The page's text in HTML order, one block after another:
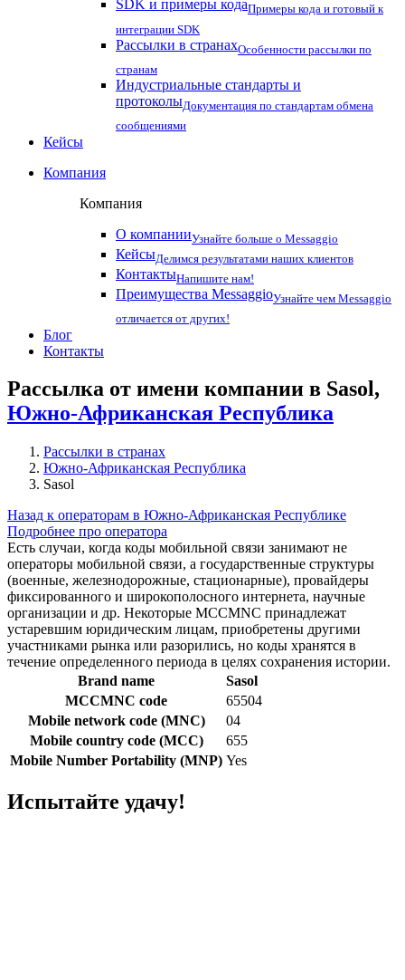
SDK и примеры кодаПримеры кода и готовый к
интеграции SDK
Рассылки в странахОсобенности рассылки по
странам
Индустриальные стандарты и
протоколыДокументация по стандартам обмена
сообщениями
Кейсы
Компания
Компания
О компанииУзнайте больше о Messaggio
КейсыДелимся результатами наших клиентов
КонтактыНапишите нам!
Преимущества MessaggioУзнайте чем Messaggio
отличается от других!
Блог
Контакты
Рассылка от имени компании в Sasol,
Южно-Африканская Республика
Рассылки в странах
Южно-Африканская Республика
Sasol
Назад к операторам в Южно-Африканская Республике
Подробнее про оператора
Есть случаи, когда коды мобильной связи занимают не
операторы мобильной связи, а государственные структуры
(военные, железнодорожные, стационарные), провайдеры
фиксированного и широкополосного интернета, научные
организации и др. Некоторые MCCMNC принадлежат
устаревшим юридическим лицам, приобретены другими
участниками рынка или разорились, но коды хранятся в
течение определенного периода в целях сохранения истории.
Brand name
Sasol
MCCMNC code
65504
Mobile network code (MNC)
04
Mobile country code (MCC)
655
Mobile Number Portability (MNP) Yes
Испытайте удачу!